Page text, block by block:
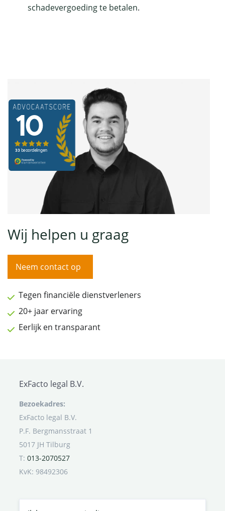
schadevergoeding te betalen.
Wij helpen u graag
Neem contact op
Tegen financiële dienstverleners
20+ jaar ervaring
Eerlijk en transparant
ExFacto legal B.V.
Bezoekadres:
ExFacto legal B.V.
P.F. Bergmansstraat 1
5017 JH Tilburg
T: 013-2070527
KvK: 98492306